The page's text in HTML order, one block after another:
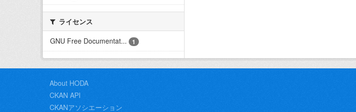
ライセンス
GNU Free Documentat...
1
About HODA
CKAN API
CKANアソシエーション